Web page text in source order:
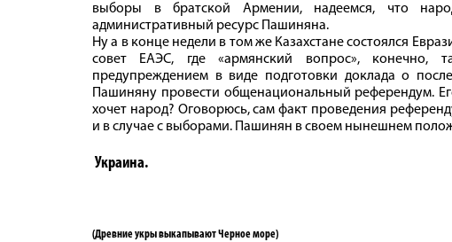
выборы в братской Армении, надеемся, что
административный ресурс Пашиняна.
Ну а в конце недели в том же Казахстане состоялся
совет ЕАЭС, где «армянский вопрос», конечно,
предупреждением в виде подготовки доклада о
Пашиняну провести общенациональный референдум.
хочет народ? Оговорюсь, сам факт проведения
и в случае с выборами. Пашинян в своем нынешнем
Украина.
(Древние укры выкапывают Черное море)